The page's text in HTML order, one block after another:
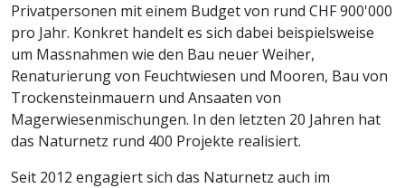
Privatpersonen mit einem Budget von rund CHF 900'000
pro Jahr. Konkret handelt es sich dabei beispielsweise
um Massnahmen wie den Bau neuer Weiher,
Renaturierung von Feuchtwiesen und Mooren, Bau von
Trockensteinmauern und Ansaaten von
Magerwiesenmischungen. In den letzten 20 Jahren hat
das Naturnetz rund 400 Projekte realisiert.
Seit 2012 engagiert sich das Naturnetz auch im